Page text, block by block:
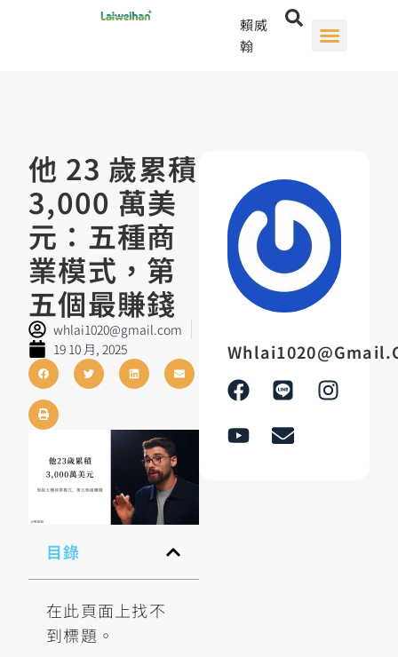
賴威
翰
他 23 歲累積
3,000 萬美
元：五種商
業模式，第
五個最賺錢
whlai1020@gmail.com
19 10 月, 2025
目錄
在此頁面上找不
到標題。